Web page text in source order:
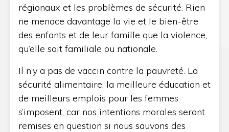
régionaux et les problèmes de sécurité. Rien
ne menace davantage la vie et le bien-être
des enfants et de leur famille que la violence,
qu’elle soit familiale ou nationale.
Il n’y a pas de vaccin contre la pauvreté. La
sécurité alimentaire, la meilleure éducation et
de meilleurs emplois pour les femmes
s’imposent, car nos intentions morales seront
remises en question si nous sauvons des